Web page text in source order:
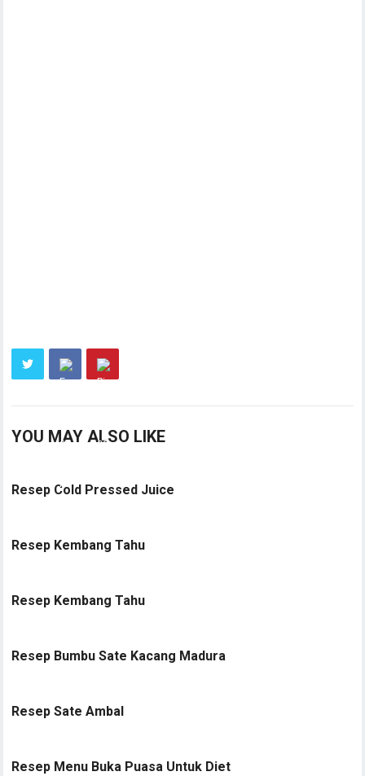
YOU MAY ALSO LIKE
Resep Cold Pressed Juice
Resep Kembang Tahu
Resep Kembang Tahu
Resep Bumbu Sate Kacang Madura
Resep Sate Ambal
Resep Menu Buka Puasa Untuk Diet